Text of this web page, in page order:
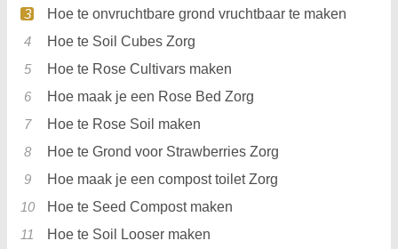
Hoe te onvruchtbare grond vruchtbaar te maken
Hoe te Soil Cubes Zorg
Hoe te Rose Cultivars maken
Hoe maak je een Rose Bed Zorg
Hoe te Rose Soil maken
Hoe te Grond voor Strawberries Zorg
Hoe maak je een compost toilet Zorg
Hoe te Seed Compost maken
Hoe te Soil Looser maken